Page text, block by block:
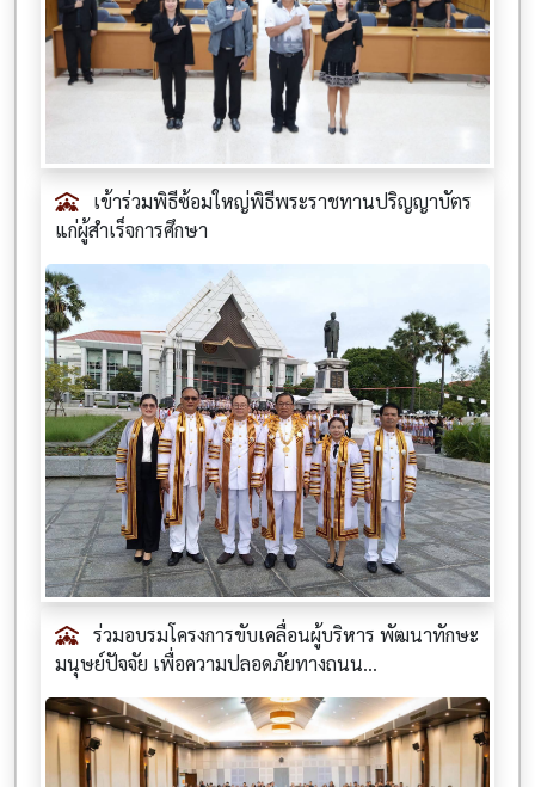
เข้าร่วมพิธีซ้อมใหญ่พิธีพระราชทานปริญญาบัตร
แก่ผู้สำเร็จการศึกษา
ร่วมอบรมโครงการขับเคลื่อนผู้บริหาร พัฒนาทักษะ
มนุษย์ปัจจัย เพื่อความปลอดภัยทางถนน...